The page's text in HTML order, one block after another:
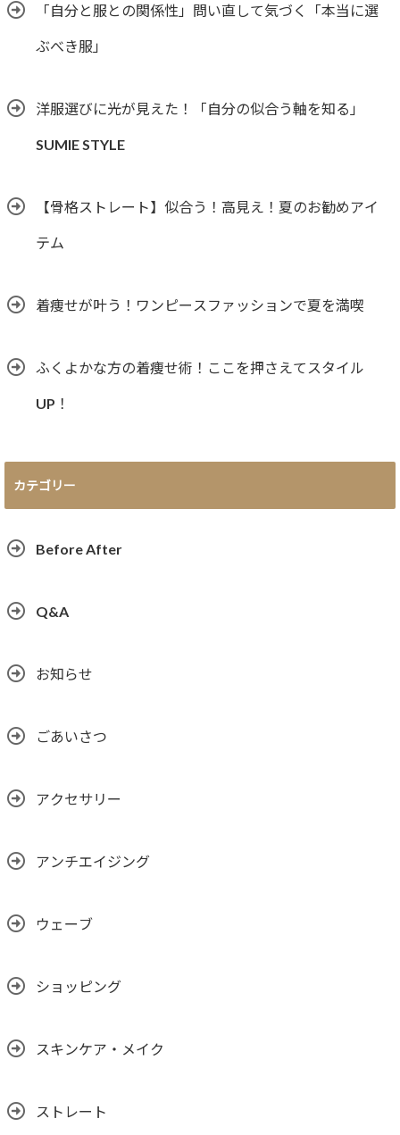
「自分と服との関係性」問い直して気づく「本当に選
ぶべき服」
洋服選びに光が見えた！「自分の似合う軸を知る」
SUMIE STYLE
【骨格ストレート】似合う！高見え！夏のお勧めアイ
テム
着痩せが叶う！ワンピースファッションで夏を満喫
ふくよかな方の着痩せ術！ここを押さえてスタイル
UP！
カテゴリー
Before After
Q&A
お知らせ
ごあいさつ
アクセサリー
アンチエイジング
ウェーブ
ショッピング
スキンケア・メイク
ストレート